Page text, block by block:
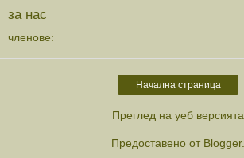
за нас
членове:
Начална страница
Преглед на уеб версията
Предоставено от Blogger.